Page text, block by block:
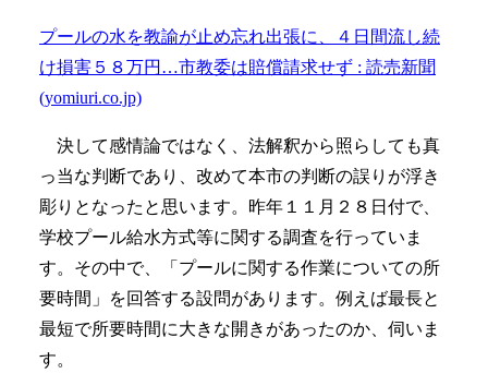
プールの水を教諭が止め忘れ出張に、４日間流し続
け損害５８万円…市教委は賠償請求せず : 読売新聞
(yomiuri.co.jp)
決して感情論ではなく、法解釈から照らしても真
っ当な判断であり、改めて本市の判断の誤りが浮き
彫りとなったと思います。昨年１１月２８日付で、
学校プール給水方式等に関する調査を行っていま
す。その中で、「プールに関する作業についての所
要時間」を回答する設問があります。例えば最長と
最短で所要時間に大きな開きがあったのか、伺いま
す。